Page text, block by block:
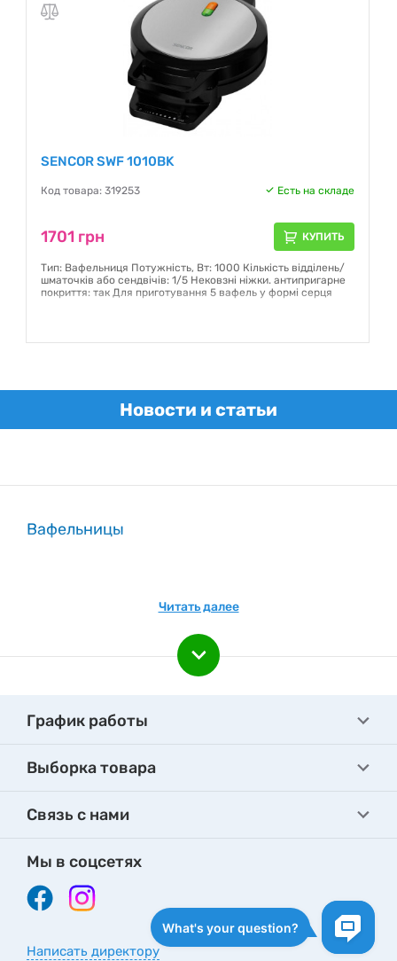
SENCOR SWF 1010BK
Код товара: 319253 Есть на складе
1701 грн КУПИТЬ
Тип: Вафельниця Потужність, Вт: 1000 Кількість відділень/
шматочків або сендвічів: 1/5 Нековзні ніжки. антипригарне
покриття: так Для приготування 5 вафель у формі серця
Новости и статьи
Вафельницы
Читать далее
График работы
Выборка товара
Связь с нами
Мы в соцсетях
Написать директору